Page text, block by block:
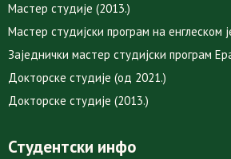
Мастер студије (2013.)
Мастер студијски програм на енглеском
Заједнички мастер студијски програм
Докторске студије (од 2021.)
Докторске студије (2013.)
Студентски инфо